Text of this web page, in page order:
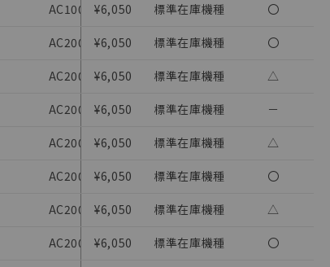
AC100～120V 50/60 Hz(AC) 限時リレー
¥6,050 標準在庫機種 〇
AC200～230V 50/60 Hz(AC) 限時リレー
¥6,050 標準在庫機種 〇
AC200～230V 50/60 Hz(AC) 限時リレー
¥6,050 標準在庫機種 △
AC200～230V 50/60 Hz(AC) 限時リレー
¥6,050 標準在庫機種 －
AC200～230V 50/60 Hz(AC) 限時リレー
¥6,050 標準在庫機種 △
AC200～230V 50/60 Hz(AC) 限時リレー
¥6,050 標準在庫機種 〇
AC200～230V 50/60 Hz(AC) 限時リレー
¥6,050 標準在庫機種 △
AC200～230V 50/60 Hz(AC) 限時リレー
¥6,050 標準在庫機種 〇
成されるも